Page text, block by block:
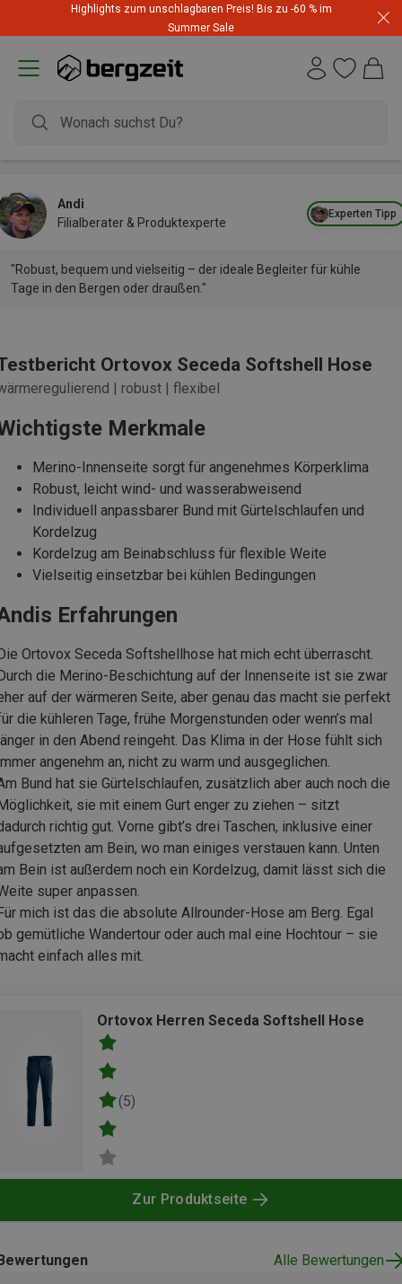
Highlights zum unschlagbaren Preis! Bis zu -60 % im
Summer Sale
Experten Tipp
Andi
Filialberater & Produktexperte
"Robust, bequem und vielseitig – der ideale Begleiter für kühle
Tage in den Bergen oder draußen."
Ortovox Seceda Softshell Hose
| robust | flexibel
Merkmale
Merino-Innenseite sorgt für angenehmes Körperklima
Robust, leicht wind- und wasserabweisend
Individuell anpassbarer Bund mit Gürtelschlaufen und
Kordelzug
Kordelzug am Beinabschluss für flexible Weite
Vielseitig einsetzbar bei kühlen Bedingungen
Erfahrungen
Ortovox Seceda Softshellhose hat mich echt überrascht.
die Merino-Beschichtung auf der Innenseite ist sie zwar
auf der wärmeren Seite, aber genau das macht sie perfekt
die kühleren Tage, frühe Morgenstunden oder wenn’s mal
in den Abend reingeht. Das Klima in der Hose fühlt sich
angenehm an, nicht zu warm und ausgeglichen.
Bund hat sie Gürtelschlaufen, zusätzlich aber auch noch die
sie mit einem Gurt enger zu ziehen – sitzt
richtig gut. Vorne gibt’s drei Taschen, inklusive einer
am Bein, wo man einiges verstauen kann. Unten
Bein ist außerdem noch ein Kordelzug, damit lässt sich die
super anpassen.
mich ist das die absolute Allrounder-Hose am Berg. Egal
gemütliche Wandertour oder auch mal eine Hochtour – sie
einfach alles mit.
Ortovox Herren Seceda Softshell Hose
(5)
Zur Produktseite
Alle Bewertungen